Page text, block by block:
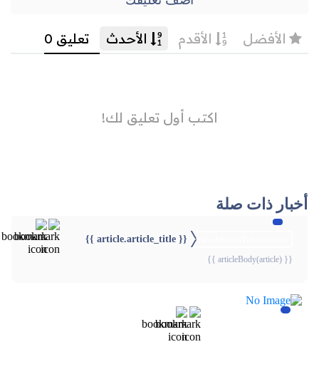
أخبار ذات صلة
{{ article.article_title }}
{{ articleBody(article) }}